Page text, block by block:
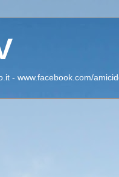
- www.facebook.com/